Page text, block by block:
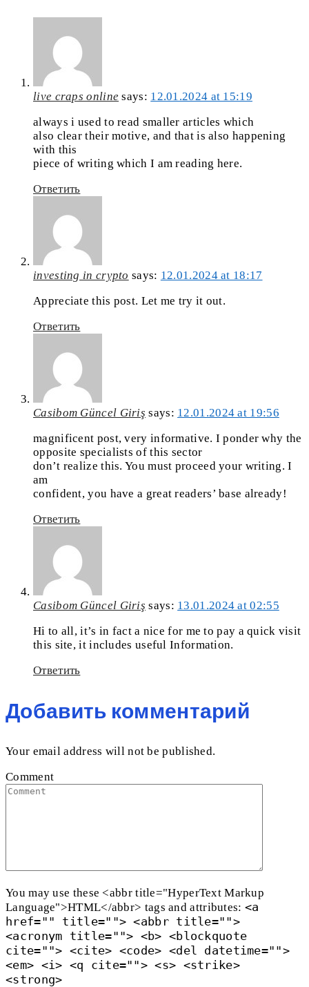
live craps online says: 12.01.2024 at 15:19
always i used to read smaller articles which
also clear their motive, and that is also happening
with this
piece of writing which I am reading here.
Ответить
investing in crypto says: 12.01.2024 at 18:17
Appreciate this post. Let me try it out.
Ответить
Casibom Güncel Giriş says: 12.01.2024 at 19:56
magnificent post, very informative. I ponder why the
opposite specialists of this sector
don’t realize this. You must proceed your writing. I
am
confident, you have a great readers’ base already!
Ответить
Casibom Güncel Giriş says: 13.01.2024 at 02:55
Hi to all, it’s in fact a nice for me to pay a quick visit
this site, it includes useful Information.
Ответить
Добавить комментарий
Your email address will not be published.
Comment
You may use these <abbr title="HyperText Markup
Language">HTML</abbr> tags and attributes: <a
href="" title=""> <abbr title="">
<acronym title=""> <b> <blockquote
cite=""> <cite> <code> <del datetime="">
<em> <i> <q cite=""> <s> <strike>
<strong>